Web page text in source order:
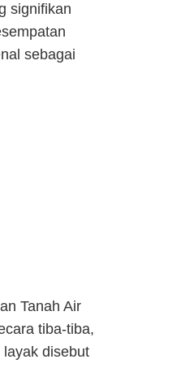
signifikan
sebagai
Tanah Air
tiba-tiba,
disebut